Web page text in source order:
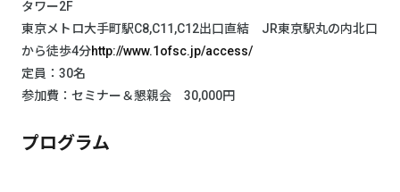
タワー2F
東京メトロ大手町駅C8,C11,C12出口直結 JR東京駅丸の内北口
から徒歩4分http://www.1ofsc.jp/access/
定員：30名
参加費：セミナー＆懇親会 30,000円
プログラム